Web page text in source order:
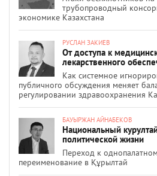
трубопроводный
экономике Казахстана
РУСЛАН ЗАКИЕВ
От доступа к
лекарственного
Как системное
публичного обсуждения меняет
регулировании здравоохранения
БАУЫРЖАН АЙНАБЕКОВ
Национальный
политической жизни
Переход к
переименование в Құрылтай